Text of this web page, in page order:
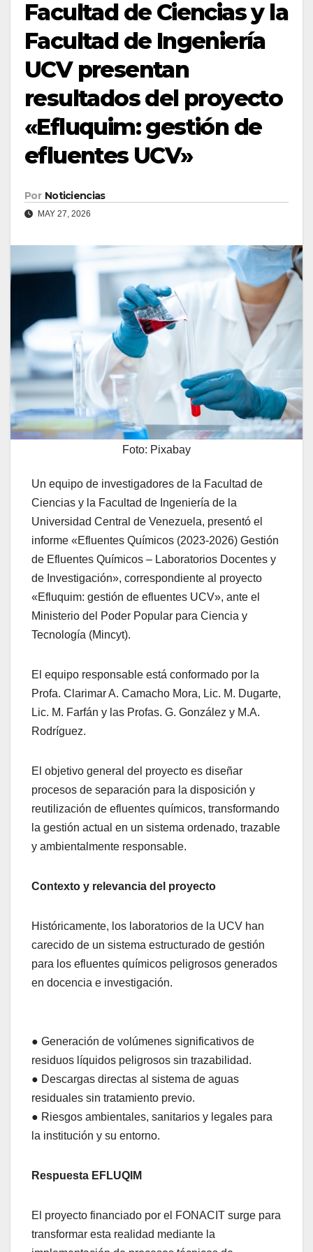
Facultad de Ciencias y la
Facultad de Ingeniería
UCV presentan
resultados del proyecto
«Efluquim: gestión de
efluentes UCV»
Por Noticiencias
MAY 27, 2026
Foto: Pixabay
Un equipo de investigadores de la Facultad de
Ciencias y la Facultad de Ingeniería de la
Universidad Central de Venezuela, presentó el
informe «Efluentes Químicos (2023-2026) Gestión
de Efluentes Químicos – Laboratorios Docentes y
de Investigación», correspondiente al proyecto
«Efluquim: gestión de efluentes UCV», ante el
Ministerio del Poder Popular para Ciencia y
Tecnología (Mincyt).
El equipo responsable está conformado por la
Profa. Clarimar A. Camacho Mora, Lic. M. Dugarte,
Lic. M. Farfán y las Profas. G. González y M.A.
Rodríguez.
El objetivo general del proyecto es diseñar
procesos de separación para la disposición y
reutilización de efluentes químicos, transformando
la gestión actual en un sistema ordenado, trazable
y ambientalmente responsable.
Contexto y relevancia del proyecto
Históricamente, los laboratorios de la UCV han
carecido de un sistema estructurado de gestión
para los efluentes químicos peligrosos generados
en docencia e investigación.
● Generación de volúmenes significativos de
residuos líquidos peligrosos sin trazabilidad.
● Descargas directas al sistema de aguas
residuales sin tratamiento previo.
● Riesgos ambientales, sanitarios y legales para
la institución y su entorno.
Respuesta EFLUQIM
El proyecto financiado por el FONACIT surge para
transformar esta realidad mediante la